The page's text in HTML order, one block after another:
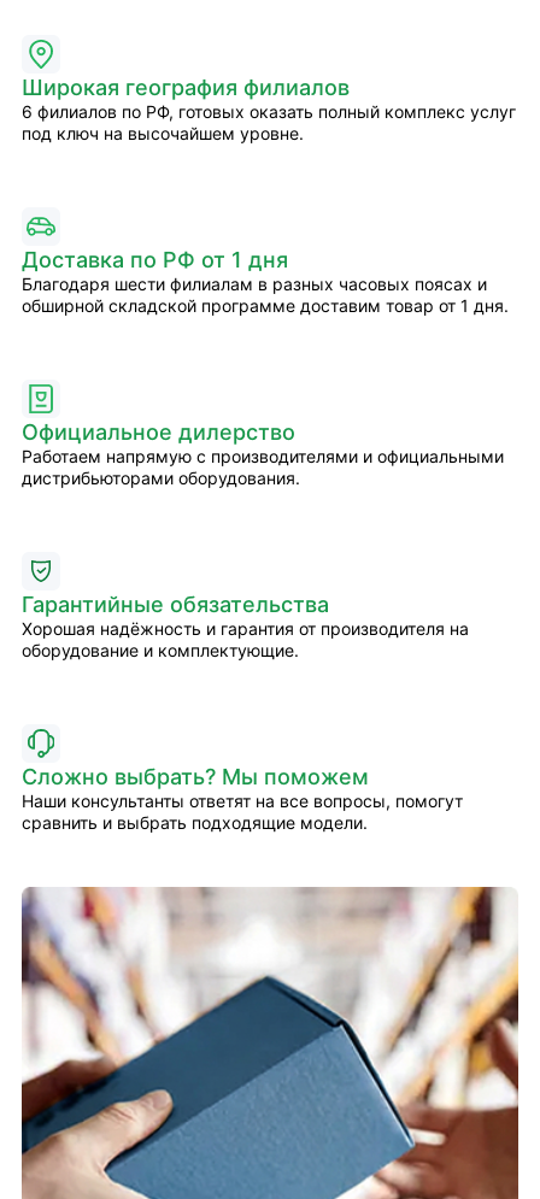
Широкая география филиалов
6 филиалов по РФ, готовых оказать полный комплекс услуг
под ключ на высочайшем уровне.
Доставка по РФ от 1 дня
Благодаря шести филиалам в разных часовых поясах и
обширной складской программе доставим товар от 1 дня.
Официальное дилерство
Работаем напрямую с производителями и официальными
дистрибьюторами оборудования.
Гарантийные обязательства
Хорошая надёжность и гарантия от производителя на
оборудование и комплектующие.
Сложно выбрать? Мы поможем
Наши консультанты ответят на все вопросы, помогут
сравнить и выбрать подходящие модели.